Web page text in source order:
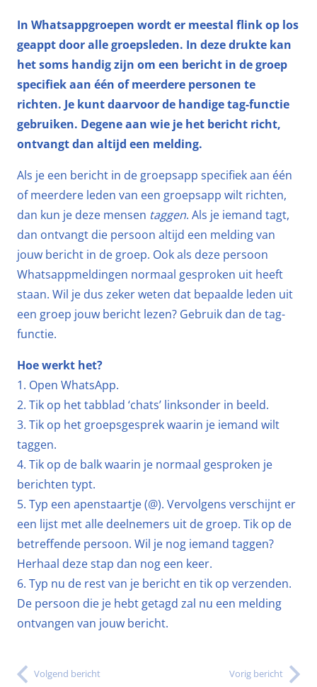
In Whatsappgroepen wordt er meestal flink op los
geappt door alle groepsleden. In deze drukte kan
het soms handig zijn om een bericht in de groep
specifiek aan één of meerdere personen te
richten. Je kunt daarvoor de handige tag-functie
gebruiken. Degene aan wie je het bericht richt,
ontvangt dan altijd een melding.
Als je een bericht in de groepsapp specifiek aan één
of meerdere leden van een groepsapp wilt richten,
dan kun je deze mensen taggen. Als je iemand tagt,
dan ontvangt die persoon altijd een melding van
jouw bericht in de groep. Ook als deze persoon
Whatsappmeldingen normaal gesproken uit heeft
staan. Wil je dus zeker weten dat bepaalde leden uit
een groep jouw bericht lezen? Gebruik dan de tag-
functie.
Hoe werkt het?
1. Open WhatsApp.
2. Tik op het tabblad ‘chats’ linksonder in beeld.
3. Tik op het groepsgesprek waarin je iemand wilt
taggen.
4. Tik op de balk waarin je normaal gesproken je
berichten typt.
5. Typ een apenstaartje (@). Vervolgens verschijnt er
een lijst met alle deelnemers uit de groep. Tik op de
betreffende persoon. Wil je nog iemand taggen?
Herhaal deze stap dan nog een keer.
6. Typ nu de rest van je bericht en tik op verzenden.
De persoon die je hebt getagd zal nu een melding
ontvangen van jouw bericht.
Volgend bericht Vorig bericht